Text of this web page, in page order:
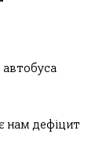
автобуса
нам дефіцит